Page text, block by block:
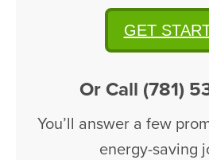
GET
Or Call (781)
You’ll answer a few
energy-saving